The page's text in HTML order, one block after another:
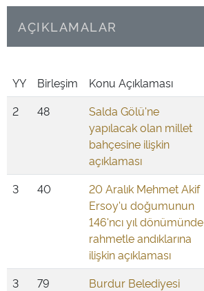
AÇIKLAMALAR
YY Birleşim Konu Açıklaması
2
48
Salda Gölü'ne
yapılacak olan millet
bahçesine ilişkin
açıklaması
3 40
20 Aralık Mehmet Akif
Ersoy'u doğumunun
146'ncı yıl dönümünde
rahmetle andıklarına
ilişkin açıklaması
3 79
Burdur Belediyesi